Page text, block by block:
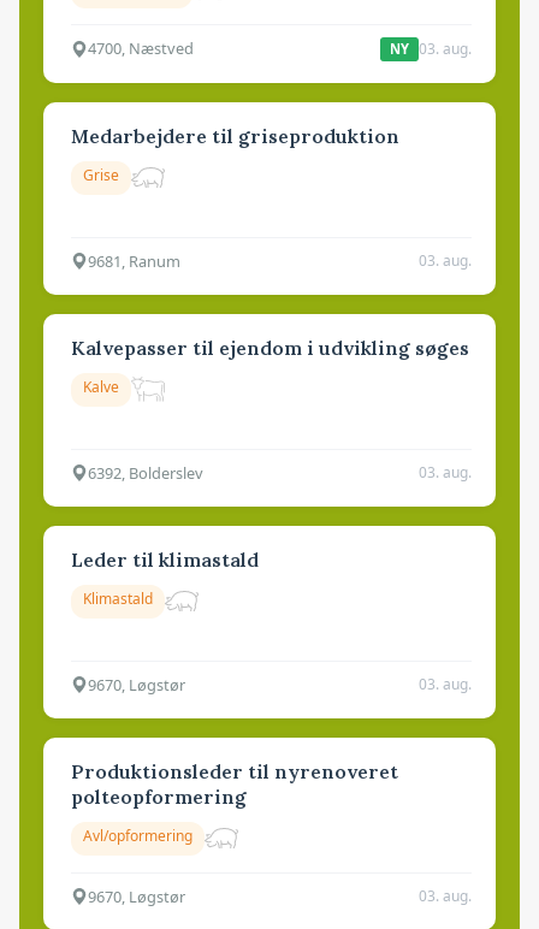
4700, Næstved NY 03. aug.
Medarbejdere til griseproduktion
Grise
9681, Ranum 03. aug.
Kalvepasser til ejendom i udvikling søges
Kalve
6392, Bolderslev 03. aug.
Leder til klimastald
Klimastald
9670, Løgstør 03. aug.
Produktionsleder til nyrenoveret
polteopformering
Avl/opformering
9670, Løgstør 03. aug.